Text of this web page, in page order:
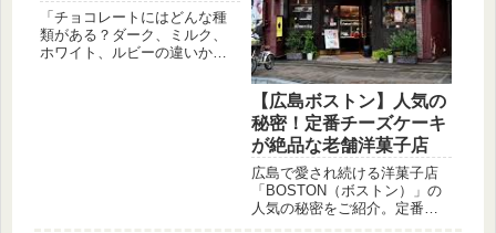
をプロが伝授
「チョコレートにはどんな種
類がある？ダーク、ミルク、
ホワイト、ルビーの違いか
【広島ボストン】人気の
秘密！定番チーズケーキ
が絶品な老舗洋菓子店
広島で愛され続ける洋菓子店
「BOSTON（ボストン）」の
人気の秘密をご紹介。定番の